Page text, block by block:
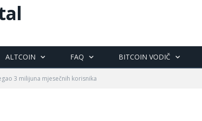
ALTCOIN FAQ BITCOIN VODIČ
3 milijuna mjesečnih korisnika